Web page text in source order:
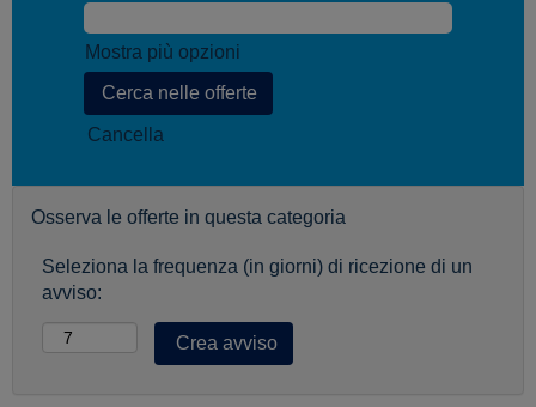
Mostra più opzioni
Cancella
Osserva le offerte in questa categoria
Seleziona la frequenza (in giorni) di ricezione di un
avviso: